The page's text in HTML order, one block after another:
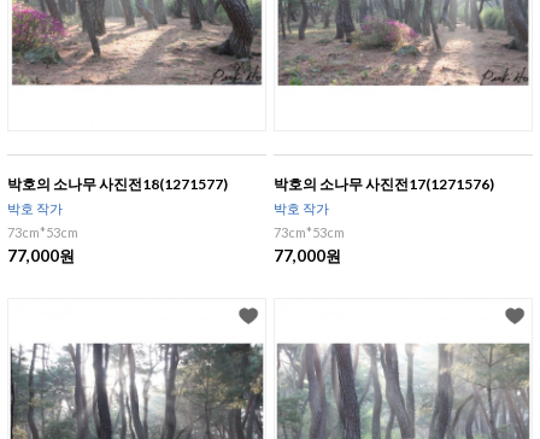
박호의 소나무 사진전18(1271577)
박호 작가
73cm*53cm
77,000원
박호의 소나무 사진전17(1271576)
박호 작가
73cm*53cm
77,000원